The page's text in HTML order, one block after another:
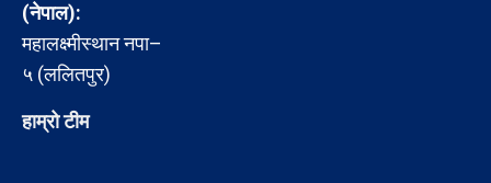
(नेपाल):
महालक्ष्मीस्थान नपा–
५ (ललितपुर)
हाम्रो टीम